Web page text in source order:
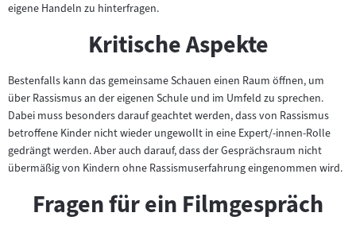
eigene Handeln zu hinterfragen.
Kritische Aspekte
Bestenfalls kann das gemeinsame Schauen einen Raum öffnen, um
über Rassismus an der eigenen Schule und im Umfeld zu sprechen.
Dabei muss besonders darauf geachtet werden, dass von Rassismus
betroffene Kinder nicht wieder ungewollt in eine Expert/-innen-Rolle
gedrängt werden. Aber auch darauf, dass der Gesprächsraum nicht
übermäßig von Kindern ohne Rassismuserfahrung eingenommen wird.
Fragen für ein Filmgespräch